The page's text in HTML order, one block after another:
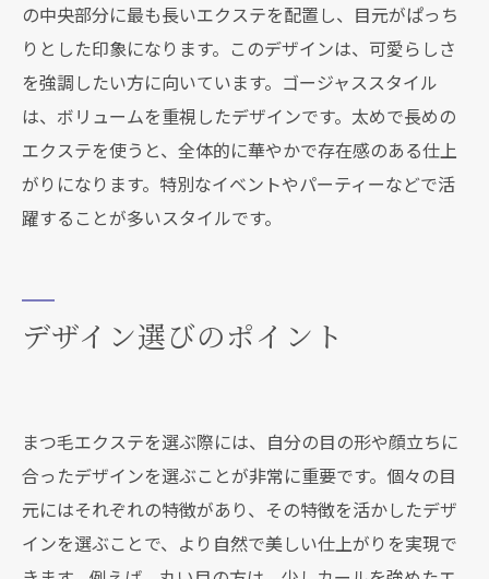
の中央部分に最も長いエクステを配置し、目元がぱっち
りとした印象になります。このデザインは、可愛らしさ
を強調したい方に向いています。ゴージャススタイル
は、ボリュームを重視したデザインです。太めで長めの
エクステを使うと、全体的に華やかで存在感のある仕上
がりになります。特別なイベントやパーティーなどで活
躍することが多いスタイルです。
デザイン選びのポイント
まつ毛エクステを選ぶ際には、自分の目の形や顔立ちに
合ったデザインを選ぶことが非常に重要です。個々の目
元にはそれぞれの特徴があり、その特徴を活かしたデザ
インを選ぶことで、より自然で美しい仕上がりを実現で